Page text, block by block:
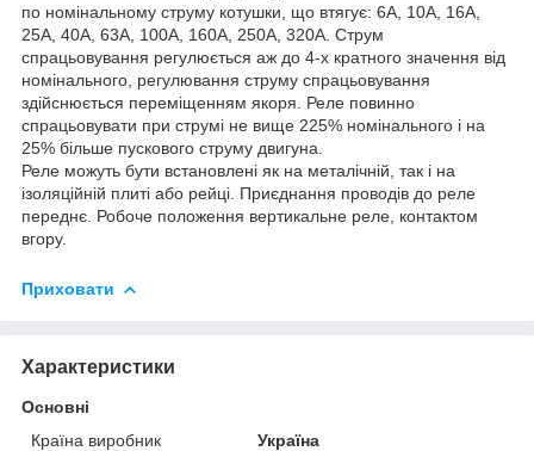
по номінальному струму котушки, що втягує: 6А, 10А, 16А,
25А, 40А, 63А, 100А, 160А, 250А, 320А. Струм
спрацьовування регулюється аж до 4-х кратного значення від
номінального, регулювання струму спрацьовування
здійснюється переміщенням якоря. Реле повинно
спрацьовувати при струмі не вище 225% номінального і на
25% більше пускового струму двигуна.
Реле можуть бути встановлені як на металічній, так і на
ізоляційній плиті або рейці. Приєднання проводів до реле
переднє. Робоче положення вертикальне реле, контактом
вгору.
Приховати
Характеристики
Основні
Країна виробник
Україна